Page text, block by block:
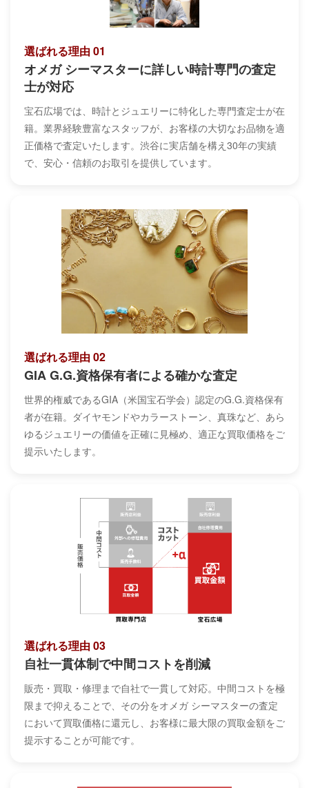
選ばれる理由 01
オメガ シーマスターに詳しい時計専門の査定
士が対応
宝石広場では、時計とジュエリーに特化した専門査定士が在
籍。業界経験豊富なスタッフが、お客様の大切なお品物を適
正価格で査定いたします。渋谷に実店舗を構え30年の実績
で、安心・信頼のお取引を提供しています。
選ばれる理由 02
GIA G.G.資格保有者による確かな査定
世界的権威であるGIA（米国宝石学会）認定のG.G.資格保有
者が在籍。ダイヤモンドやカラーストーン、真珠など、あら
ゆるジュエリーの価値を正確に見極め、適正な買取価格をご
提示いたします。
選ばれる理由 03
自社一貫体制で中間コストを削減
販売・買取・修理まで自社で一貫して対応。中間コストを極
限まで抑えることで、その分をオメガ シーマスターの査定
において買取価格に還元し、お客様に最大限の買取金額をご
提示することが可能です。